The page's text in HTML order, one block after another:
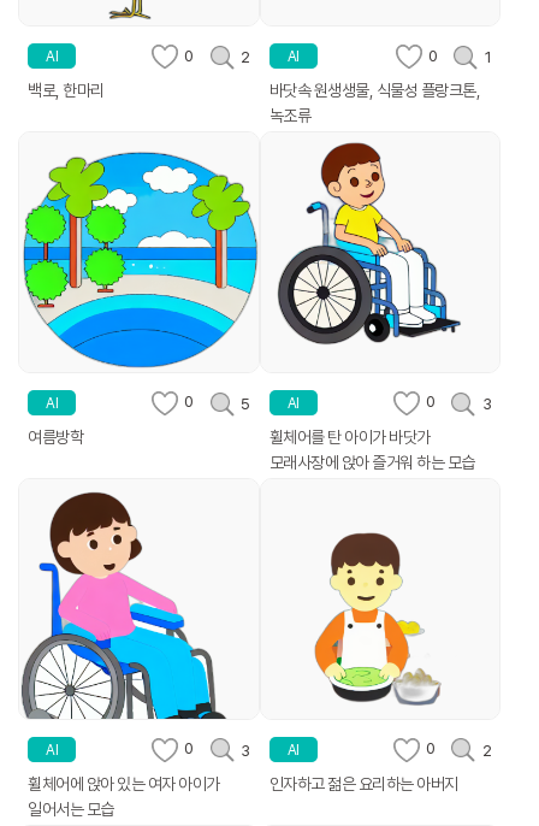
AI 0 2
백로, 한마리
AI 0 1
바닷속 원생생물, 식물성 플랑크톤,
녹조류
AI 0 5
여름방학
AI 0 3
휠체어를 탄 아이가 바닷가
모래사장에 앉아 즐거워 하는 모습
AI 0 3
휠체어에 앉아 있는 여자 아이가
일어서는 모습
AI 0 2
인자하고 젊은 요리하는 아버지